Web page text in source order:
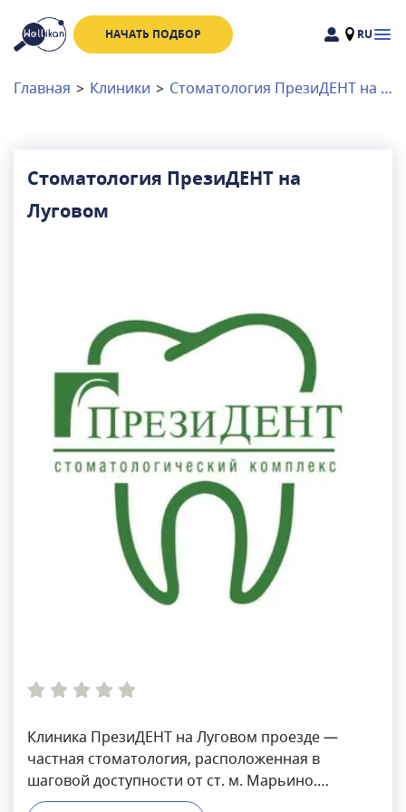
НАЧАТЬ ПОДБОР RU
Доктора
Клиники
Главная > Клиники > Стоматология ПрезиДЕНТ на Луговом
Стоматология ПрезиДЕНТ на
Луговом
Клиника ПрезиДЕНТ на Луговом проезде —
частная стоматология, расположенная в
шаговой доступности от ст. м. Марьино.
Клиника работает каждый день, принимает